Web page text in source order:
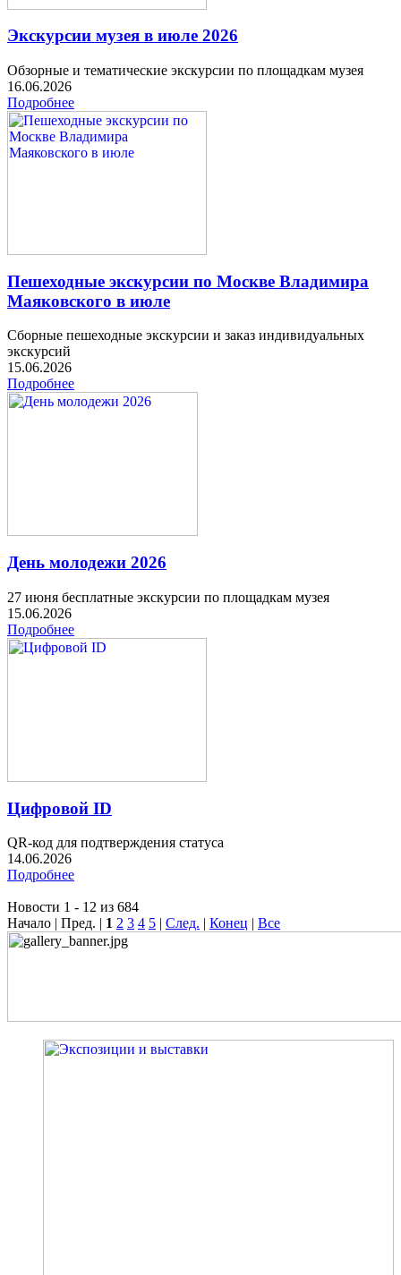
Экскурсии музея в июле 2026
Обзорные и тематические экскурсии по площадкам музея
16.06.2026
Подробнее
Пешеходные экскурсии по Москве Владимира
Маяковского в июле
Сборные пешеходные экскурсии и заказ индивидуальных
экскурсий
15.06.2026
Подробнее
День молодежи 2026
27 июня бесплатные экскурсии по площадкам музея
15.06.2026
Подробнее
Цифровой ID
QR-код для подтверждения статуса
14.06.2026
Подробнее
Новости 1 - 12 из 684
Начало | Пред. | 1 2 3 4 5 | След. | Конец | Все